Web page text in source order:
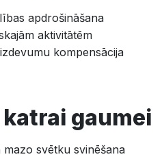
apdrošināšana
aktivitātēm
kompensācija
gaumei
svētku svinēšana